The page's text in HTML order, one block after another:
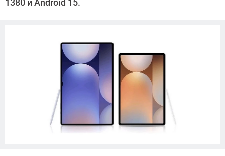
1380 и Android 15.